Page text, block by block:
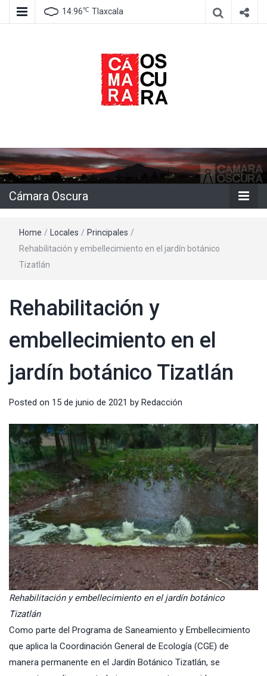
14.96℃ Tlaxcala
Cámara
Oscura
Cámara Oscura
Home / Locales / Principales /
Rehabilitación y embellecimiento en el jardín botánico
Tizatlán
Rehabilitación y
embellecimiento en el
jardín botánico Tizatlán
Posted on 15 de junio de 2021 by Redacción
Rehabilitación y embellecimiento en el jardín botánico
Tizatlán
Como parte del Programa de Saneamiento y Embellecimiento
que aplica la Coordinación General de Ecología (CGE) de
manera permanente en el Jardín Botánico Tizatlán, se